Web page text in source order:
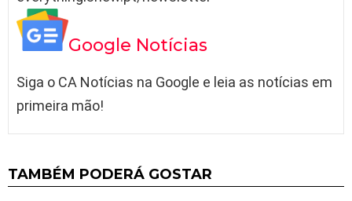
Google Notícias
Siga o CA Notícias na Google e leia as notícias em
primeira mão!
TAMBÉM PODERÁ GOSTAR